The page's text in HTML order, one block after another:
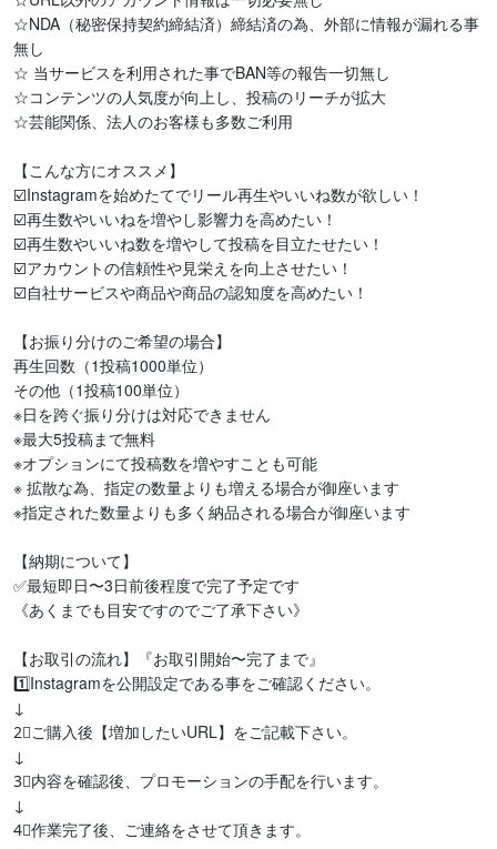
☆NDA（秘密保持契約締結済）締結済の為、外部に情報が漏れる事
無し
☆ 当サービスを利用された事でBAN等の報告一切無し
☆コンテンツの人気度が向上し、投稿のリーチが拡大
☆芸能関係、法人のお客様も多数ご利用
【こんな方にオススメ】
☑️Instagramを始めたてでリール再生やいいね数が欲しい！
☑️再生数やいいねを増やし影響力を高めたい！
☑️再生数やいいね数を増やして投稿を目立たせたい！
☑️アカウントの信頼性や見栄えを向上させたい！
☑️自社サービスや商品や商品の認知度を高めたい！
【お振り分けのご希望の場合】
再生回数（1投稿1000単位）
その他（1投稿100単位）
※日を跨ぐ振り分けは対応できません
※最大5投稿まで無料
※オプションにて投稿数を増やすことも可能
※ 拡散な為、指定の数量よりも増える場合が御座います
※指定された数量よりも多く納品される場合が御座います
【納期について】
✅最短即日〜3日前後程度で完了予定です
《あくまでも目安ですのでご了承下さい》
【お取引の流れ】『お取引開始〜完了まで』
1️⃣Instagramを公開設定である事をご確認ください。
↓
2⃣ご購入後【増加したいURL】をご記載下さい。
↓
3⃣内容を確認後、プロモーションの手配を行います。
↓
4⃣作業完了後、ご連絡をさせて頂きます。